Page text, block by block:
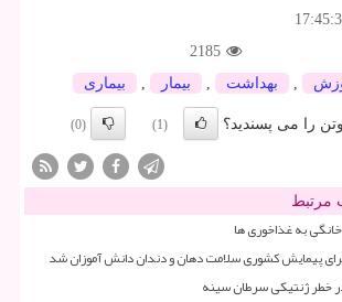
2185
, بهداشت , بیمار , بیماری
را می پسندید؟ (1)
(0)
مرتبط
به غذاخوری ها
پیمایش کشوری سلامت دهان و دندان دانش آموزان شد
خطر ژنتیکی سرطان سینه